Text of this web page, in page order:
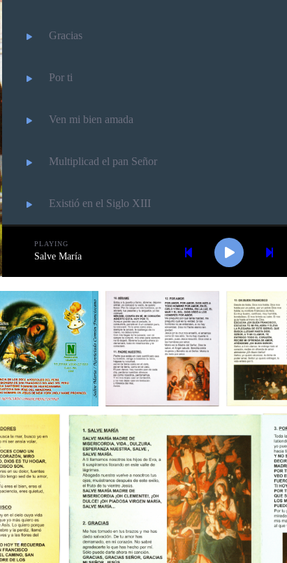
Gracias
Por ti
Ven mi bien amada
Multiplicad el pan Señor
Existió en el Siglo XIII
Tu me mueves Señor
San Francisco
Mírame
Padre Nuestro
Por amor
Oh buen Francisco
Corre Caballito
PLAYING
Salve María